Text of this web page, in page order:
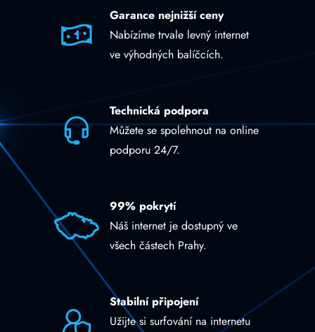
Garance nejnižší ceny
Nabízíme trvale levný internet
ve výhodných balíčcích.
Technická podpora
Můžete se spolehnout na online
podporu 24/7.
99% pokrytí
Náš internet je dostupný ve
všech částech Prahy.
Stabilní připojení
Užijte si surfování na internetu